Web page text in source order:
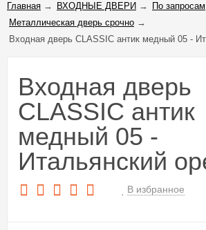
Главная → ВХОДНЫЕ ДВЕРИ → По запросам
Металлическая дверь срочно →
Входная дверь CLASSIC антик медный 05 -
Входная дверь
CLASSIC антик
медный 05 -
Итальянский
В избранное